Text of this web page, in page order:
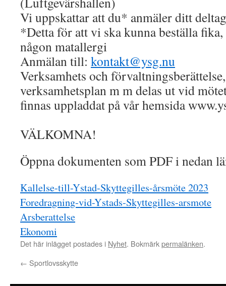
Vi uppskattar att du* anmäler ditt
*Detta för att vi ska kunna beställa fika,
någon matallergi
Anmälan till: kontakt@ysg.nu
Verksamhets och
verksamhetsplan m m delas ut vid
finnas uppladdat på vår hemsida
VÄLKOMNA!
Öppna dokumenten som PDF i nedan
Kallelse-till-Ystad-Skyttegilles-årsmöte 2023
Foredragning-vid-Ystads-Skyttegilles-arsmote
Arsberattelse
Ekonomi
Det här inlägget postades i Nyhet. Bokmärkpermalänken.
← Sportlovsskytte